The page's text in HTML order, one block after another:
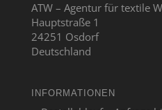
ATW – Agentur für textile
Hauptstraße 1
24251 Osdorf
Deutschland
INFORMATIONEN